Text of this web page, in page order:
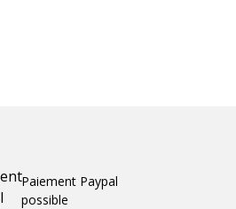
Paiement Paypal
possible